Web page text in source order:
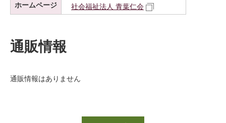
ホームページ
社会福祉法人 青葉仁会
通販情報
通販情報はありません